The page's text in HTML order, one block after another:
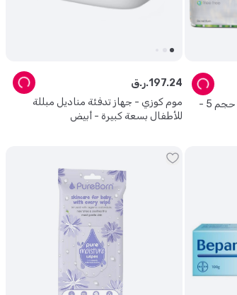
بيور بورن - حفاضات للأطفال - حجم 5 -
موم كوزي - جهاز تدفئة مناديل مبللة
للأطفال بسعة كبيرة - أبيض
ر.ق.197.24